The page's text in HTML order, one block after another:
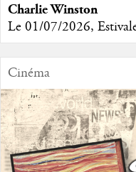
Charlie Winston
Le 01/07/2026,
Cinéma